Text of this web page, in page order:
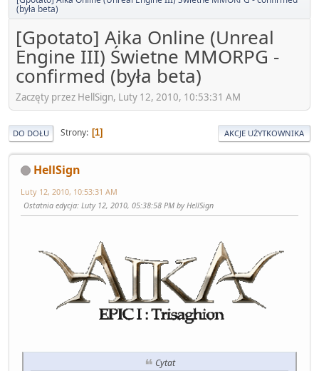
(była beta)
[Gpotato] Aika Online (Unreal
Engine III) Świetne MMORPG -
confirmed (była beta)
Zaczęty przez HellSign, Luty 12, 2010, 10:53:31 AM
DO DOŁU Strony 1 AKCJE UŻYTKOWNIKA
HellSign
Luty 12, 2010, 10:53:31 AM
Ostatnia edycja: Luty 12, 2010, 05:38:58 PM by HellSign
Cytat